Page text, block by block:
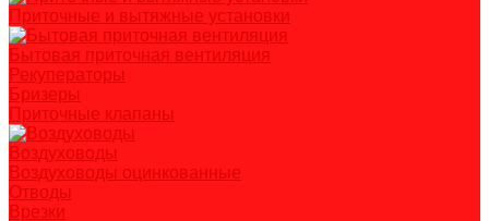
Приточные и вытяжные установки
Бытовая приточная вентиляция
Рекуператоры
Бризеры
Приточные клапаны
Воздуховоды
Воздуховоды оцинкованные
Отводы
Врезки